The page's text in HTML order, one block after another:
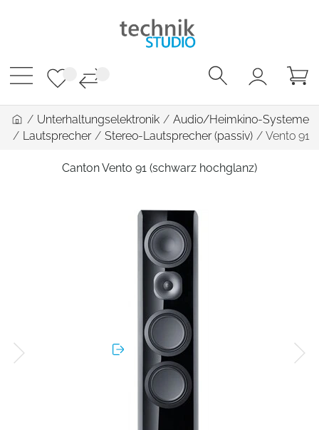
/ Unterhaltungselektronik / Audio/Heimkino-Systeme
/ Lautsprecher/ Stereo-Lautsprecher (passiv) / Vento 91
Canton Vento 91 (schwarz hochglanz)